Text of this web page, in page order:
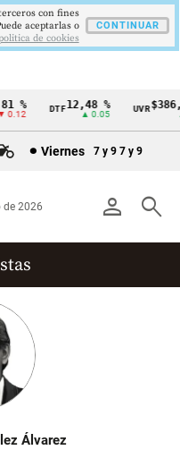
% DTF12,48 %
▲ 0.05
UVR
▲
Viernes 7 y 9 7 y 9
person search
de 2026
Álvarez
con fines
aceptarlas o
de cookies
CONTINUAR